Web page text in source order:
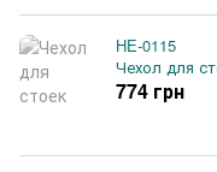
HE-0115
Чехол для
774 грн